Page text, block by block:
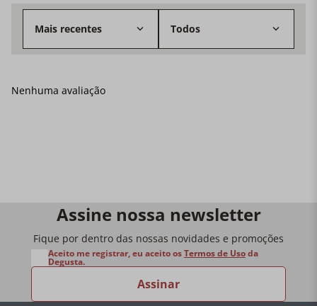
Mais recentes Todos
Nenhuma avaliação
Assine nossa newsletter
Fique por dentro das nossas novidades e promoções
Nome